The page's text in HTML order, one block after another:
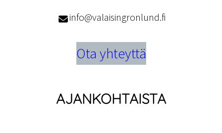
info@valaisingronlund.fi
Ota yhteyttä
AJANKOHTAISTA